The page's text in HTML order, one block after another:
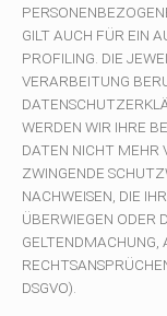
GILT AUCH FÜR EIN
PROFILING. DIE
VERARBEITUNG
WERDEN WIR IHRE
DATEN NICHT MEHR
ZWINGENDE
NACHWEISEN, DIE
ÜBERWIEGEN ODER
GELTENDMACHUNG,
DSGVO).